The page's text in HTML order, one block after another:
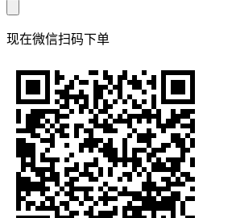
现在微信扫码下单